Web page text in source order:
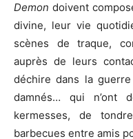
Demon doivent
divine, leur vie
scènes de traque,
auprès de leurs
déchire dans la
damnés… qui n’ont
kermesses, de
barbecues entre amis